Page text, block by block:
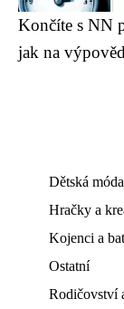
Končíte s NN
jak na
Dětská
Hračky a
Kojenci a
Ostatní
Rodičovství